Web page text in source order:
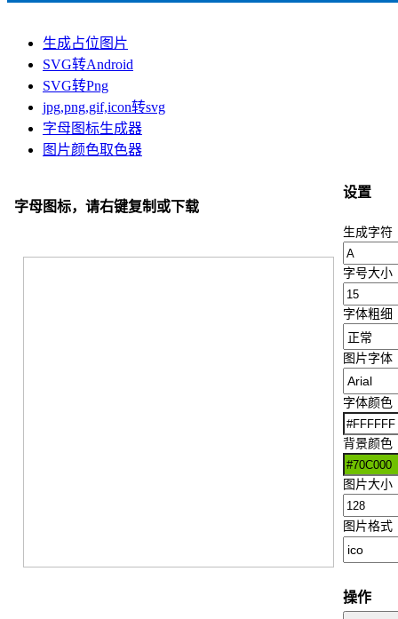
生成占位图片
SVG转Android
SVG转Png
jpg,png,gif,icon转svg
字母图标生成器
图片颜色取色器
字母图标，请右键复制或下载
设置
生成字符
字号大小
字体粗细
图片字体
字体颜色
背景颜色
图片大小
图片格式
操作